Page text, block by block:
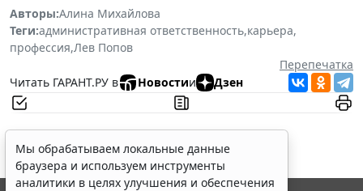
Авторы:Алина Михайлова
Теги:административная ответственность,карьера,
профессия,Лев Попов
Перепечатка
Читать ГАРАНТ.РУ в
Новостии Дзен
Мы обрабатываем локальные данные
браузера и используем инструменты
аналитики в целях улучшения и обеспечения